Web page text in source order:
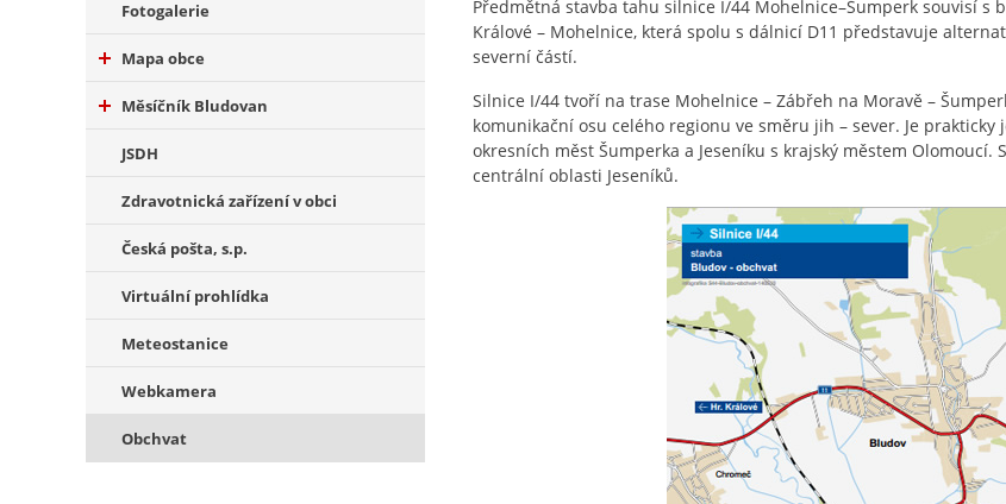
Fotogalerie
Mapa obce
Měsíčník Bludovan
JSDH
Zdravotnická zařízení v obci
Česká pošta, s.p.
Virtuální prohlídka
Meteostanice
Webkamera
Obchvat
Předmětná stavba tahu silnice I/44 Mohelnice–Šumperk souvisí
Králové – Mohelnice, která spolu s dálnicí D11 představuje
severní částí.
Silnice I/44 tvoří na trase Mohelnice – Zábřeh na Moravě –
komunikační osu celého regionu ve směru jih – sever. Je
okresních měst Šumperka a Jeseníku s krajský městem
centrální oblasti Jeseníků.